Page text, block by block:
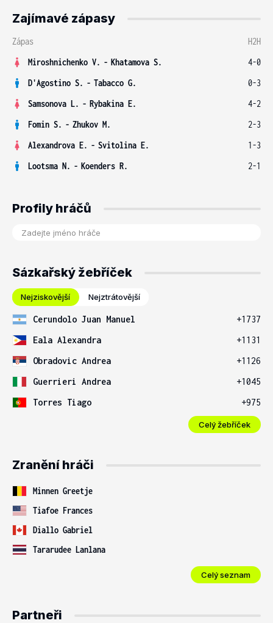
Zajímavé zápasy
Zápas
H2H
Miroshnichenko V. - Khatamova S.
4-0
D'Agostino S. - Tabacco G.
0-3
Samsonova L. - Rybakina E.
4-2
Fomin S. - Zhukov M.
2-3
Alexandrova E. - Svitolina E.
1-3
Lootsma N. - Koenders R. 2-1
Profily hráčů
Sázkařský žebříček
Nejziskovější Nejztrátovější
Cerundolo Juan Manuel
+1737
Eala Alexandra
+1131
Obradovic Andrea
+1126
Guerrieri Andrea
+1045
Torres Tiago
+975
Celý žebříček
Zranění hráči
Minnen Greetje
Tiafoe Frances
Diallo Gabriel
Tararudee Lanlana
Celý seznam
Partneři